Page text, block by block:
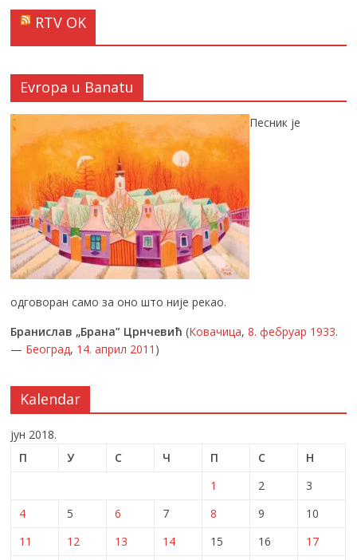
RTV OK
Evropa u Banatu
Песник је
одговоран само за оно што није рекао.
Бранислав „Брана” Црнчевић (Ковачица,8. фебруар 1933.
— Београд, 14. април 2011 )
Kalendar
јун 2018.
П
У С Ч П С
Н
1
2
3
4
5 6 7 8 9
10
11
12 13 14 15 16
17